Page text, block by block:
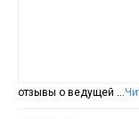
отзывы о ведущей …